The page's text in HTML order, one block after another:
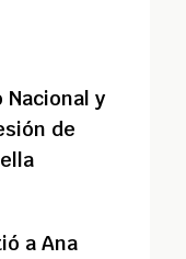
Nacional y
de
a Ana